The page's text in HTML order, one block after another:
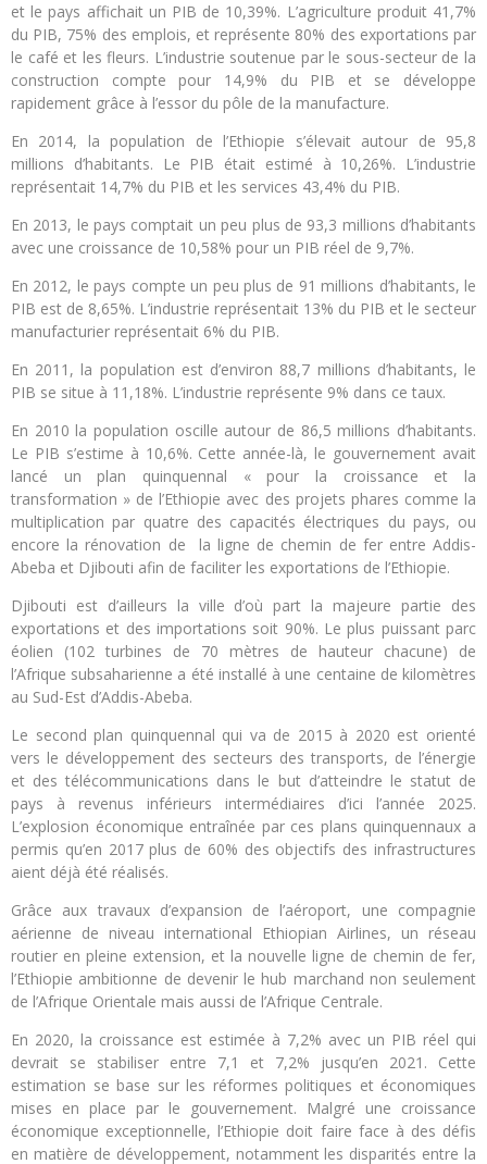
et le pays affichait un PIB de 10,39%. L’agriculture produit 41,7%
du PIB, 75% des emplois, et représente 80% des exportations par
le café et les fleurs. L’industrie soutenue par le sous-secteur de la
construction compte pour 14,9% du PIB et se développe
rapidement grâce à l’essor du pôle de la manufacture.
En 2014, la population de l’Ethiopie s’élevait autour de 95,8
millions d’habitants. Le PIB était estimé à 10,26%. L’industrie
représentait 14,7% du PIB et les services 43,4% du PIB.
En 2013, le pays comptait un peu plus de 93,3 millions d’habitants
avec une croissance de 10,58% pour un PIB réel de 9,7%.
En 2012, le pays compte un peu plus de 91 millions d’habitants, le
PIB est de 8,65%. L’industrie représentait 13% du PIB et le secteur
manufacturier représentait 6% du PIB.
En 2011, la population est d’environ 88,7 millions d’habitants, le
PIB se situe à 11,18%. L’industrie représente 9% dans ce taux.
En 2010 la population oscille autour de 86,5 millions d’habitants.
Le PIB s’estime à 10,6%. Cette année-là, le gouvernement avait
lancé un plan quinquennal « pour la croissance et la
transformation » de l’Ethiopie avec des projets phares comme la
multiplication par quatre des capacités électriques du pays, ou
encore la rénovation de la ligne de chemin de fer entre Addis-
Abeba et Djibouti afin de faciliter les exportations de l’Ethiopie.
Djibouti est d’ailleurs la ville d’où part la majeure partie des
exportations et des importations soit 90%. Le plus puissant parc
éolien (102 turbines de 70 mètres de hauteur chacune) de
l’Afrique subsaharienne a été installé à une centaine de kilomètres
au Sud-Est d’Addis-Abeba.
Le second plan quinquennal qui va de 2015 à 2020 est orienté
vers le développement des secteurs des transports, de l’énergie
et des télécommunications dans le but d’atteindre le statut de
pays à revenus inférieurs intermédiaires d’ici l’année 2025.
L’explosion économique entraînée par ces plans quinquennaux a
permis qu’en 2017 plus de 60% des objectifs des infrastructures
aient déjà été réalisés.
Grâce aux travaux d’expansion de l’aéroport, une compagnie
aérienne de niveau international Ethiopian Airlines, un réseau
routier en pleine extension, et la nouvelle ligne de chemin de fer,
l’Ethiopie ambitionne de devenir le hub marchand non seulement
de l’Afrique Orientale mais aussi de l’Afrique Centrale.
En 2020, la croissance est estimée à 7,2% avec un PIB réel qui
devrait se stabiliser entre 7,1 et 7,2% jusqu’en 2021. Cette
estimation se base sur les réformes politiques et économiques
mises en place par le gouvernement. Malgré une croissance
économique exceptionnelle, l’Ethiopie doit faire face à des défis
en matière de développement, notamment les disparités entre la